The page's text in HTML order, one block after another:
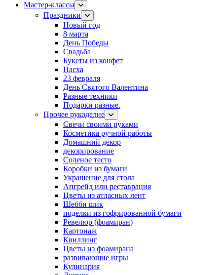
Мастер-классы
Праздники
Новый год
8 марта
День Победы
Свадьба
Букеты из конфет
Пасха
23 февраля
День Святого Валентина
Разные техники
Подарки разные.
Прочее рукоделие
Свечи своими руками
Косметика ручной работы
Домашний декор
декорирование
Соленое тесто
Коробки из бумаги
Украшение для стола
Апгрейд или реставрация
Цветы из атласных лент
Шебби шик
поделки из гофрированной бумаги
Ревелюр (фоамиран)
Картонаж
Квиллинг
Цветы из фоамирана
развивающие игры
Кулинария